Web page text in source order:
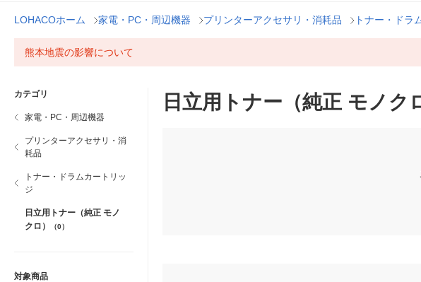
LOHACOホーム 家電・PC・周辺機器 プリンターアクセサリ・消耗品 トナー・ドラ
熊本地震の影響について
カテゴリ
家電・PC・周辺機器
プリンターアクセサリ・消
耗品
トナー・ドラムカートリッ
ジ
日立用トナー（純正 モノ
クロ）
（0）
対象商品
日立用トナー（純正 モノク